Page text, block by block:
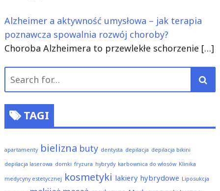
Alzheimer a aktywność umysłowa – jak terapia
poznawcza spowalnia rozwój choroby?
Choroba Alzheimera to przewlekłe schorzenie […]
for:
TAGI
apartamenty bielizna buty dentysta depilacja depilacja bikini
depilacja laserowa domki fryzura hybrydy karbownica do włosów Klinika
medycyny estetycznej kosmetyki lakiery hybrydowe Liposukcja